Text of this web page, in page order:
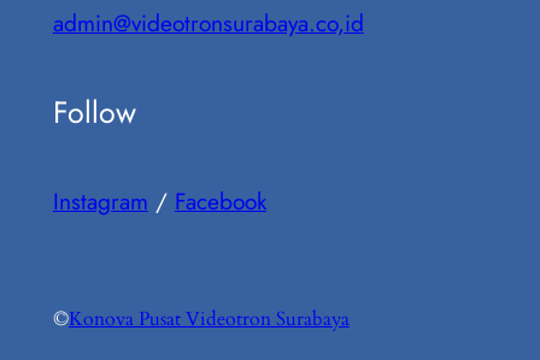
admin@videotronsurabaya.co,id
Follow
Instagram / Facebook
©Konova Pusat Videotron Surabaya